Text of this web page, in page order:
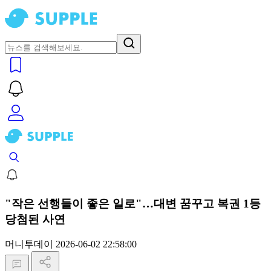
"작은 선행들이 좋은 일로"…대변 꿈꾸고 복권 1등
당첨된 사연
머니투데이 2026-06-02 22:58:00